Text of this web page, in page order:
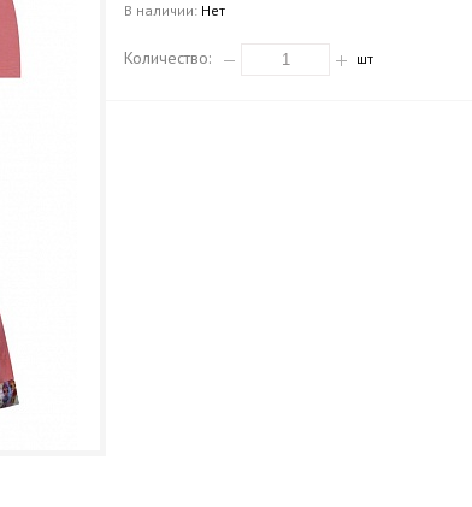
В наличии: Нет
Количество: шт